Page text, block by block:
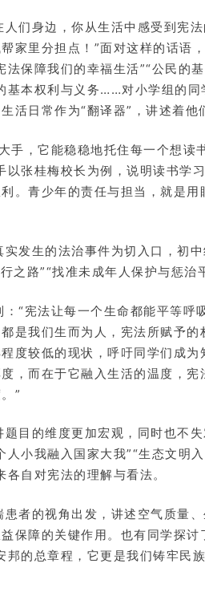
人们身边，你从生活中感受到宪
家里分担点！”面对这样的话语
法保障我们的幸福生活”“公民的
基本权利与义务……对小学组的
活日常作为“翻译器”，讲述着他
手，它能稳稳地托住每一个想读
以张桂梅校长为例，说明读书学
。青少年的责任与担当，就是
实发生的法治事件为切入口，初
之路”“找准未成年人保护与惩
：“宪法让每一个生命都能平等呼
是我们生而为人，宪法所赋予
度较低的现状，呼吁同学们成
，而在于它融入生活的温度，
”
题目的维度更加宏观，同时也不
人小我融入国家大我”“生态文明
自对宪法的理解与看法。
患者的视角出发，讲述空气质量
保障的关键作用。也有同学探
邦的总章程，它更是我们铸牢民